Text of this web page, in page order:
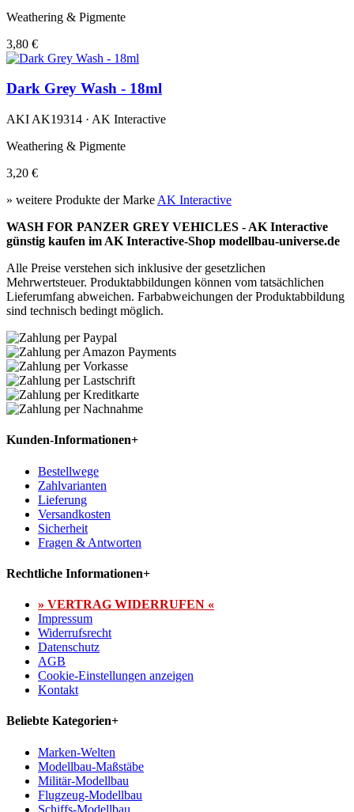
Weathering & Pigmente
3,80 €
Dark Grey Wash - 18ml
AKI AK19314 · AK Interactive
Weathering & Pigmente
3,20 €
» weitere Produkte der Marke AK Interactive
WASH FOR PANZER GREY VEHICLES - AK Interactive
günstig kaufen im AK Interactive-Shop modellbau-universe.de
Alle Preise verstehen sich inklusive der gesetzlichen
Mehrwertsteuer. Produktabbildungen können vom tatsächlichen
Lieferumfang abweichen. Farbabweichungen der Produktabbildung
sind technisch bedingt möglich.
Kunden-Informationen+
Bestellwege
Zahlvarianten
Lieferung
Versandkosten
Sicherheit
Fragen & Antworten
Rechtliche Informationen+
» VERTRAG WIDERRUFEN «
Impressum
Widerrufsrecht
Datenschutz
AGB
Cookie-Einstellungen anzeigen
Kontakt
Beliebte Kategorien+
Marken-Welten
Modellbau-Maßstäbe
Militär-Modellbau
Flugzeug-Modellbau
Schiffs-Modellbau